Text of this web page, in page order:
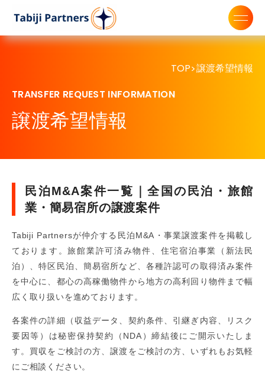
TOP>譲渡希望情報
TRANSFER REQUEST INFORMATION
譲渡希望情報
民泊M&A案件一覧｜全国の民泊・旅館
業・簡易宿所の譲渡案件
Tabiji Partnersが仲介する民泊M&A・事業譲渡案件を掲載し
ております。旅館業許可済み物件、住宅宿泊事業（新法民
泊）、特区民泊、簡易宿所など、各種許認可の取得済み案件
を中心に、都心の高稼働物件から地方の高利回り物件まで幅
広く取り扱いを進めております。
各案件の詳細（収益データ、契約条件、引継ぎ内容、リスク
要因等）は秘密保持契約（NDA）締結後にご開示いたしま
す。買収をご検討の方、譲渡をご検討の方、いずれもお気軽
にご相談ください。